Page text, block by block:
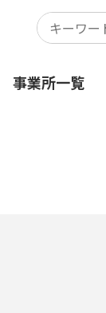
事業所一覧